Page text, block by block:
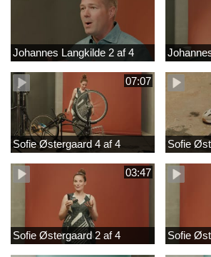
Johannes Langkilde 2 af 4
07:07
Sofie Østergaard 4 af 4 Sofie
03:47
Sofie Østergaard 2 af 4 Sofie